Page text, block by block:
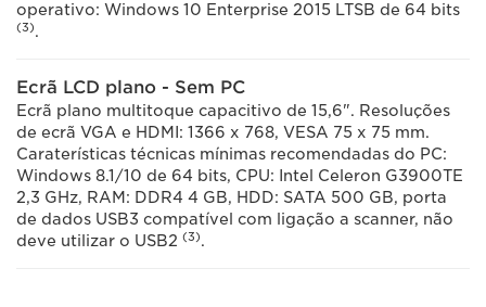
operativo: Windows 10 Enterprise 2015 LTSB de 64 bits
(3).
Ecrã LCD plano - Sem PC
Ecrã plano multitoque capacitivo de 15,6". Resoluções
de ecrã VGA e HDMI: 1366 x 768, VESA 75 x 75 mm.
Caraterísticas técnicas mínimas recomendadas do PC:
Windows 8.1/10 de 64 bits, CPU: Intel Celeron G3900TE
2,3 GHz, RAM: DDR4 4 GB, HDD: SATA 500 GB, porta
de dados USB3 compatível com ligação a scanner, não
deve utilizar o USB2 (3).